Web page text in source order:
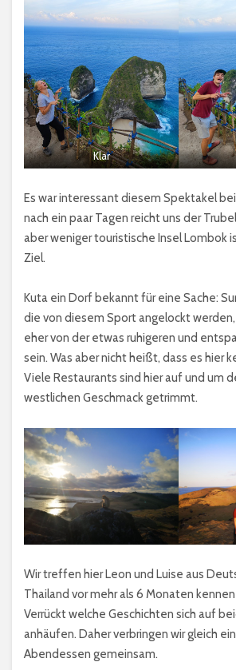
Klar
Es war interessant diesem Spektakel
nach ein paar Tagen reicht uns der
aber weniger touristische Insel Lombok
Ziel.
Kuta ein Dorf bekannt für eine Sache:
die von diesem Sport angelockt
eher von der etwas ruhigeren und
sein. Was aber nicht heißt, dass es hier
Viele Restaurants sind hier auf und um
westlichen Geschmack getrimmt.
Wir treffen hier Leon und Luise aus
Thailand vor mehr als 6 Monaten
Verrückt welche Geschichten sich auf
anhäufen. Daher verbringen wir gleich
Abendessen gemeinsam.